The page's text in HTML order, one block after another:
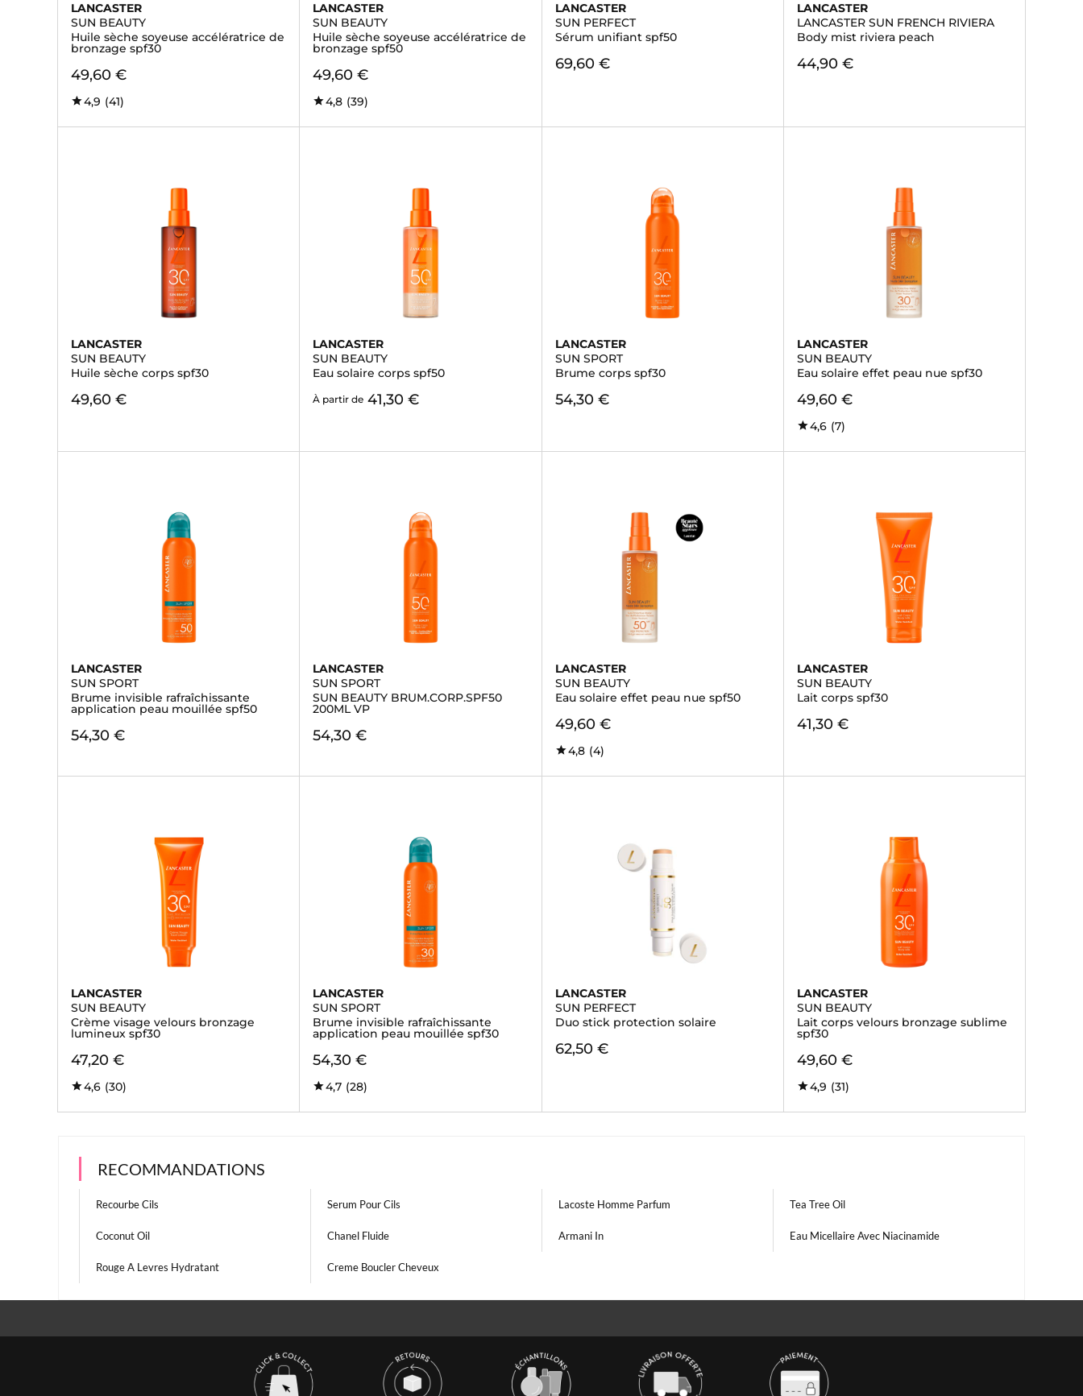
LANCASTER
SUN BEAUTY
Huile sèche soyeuse accélératrice de
bronzage spf30
49,60 €
4,9 (41)
LANCASTER
SUN BEAUTY
Huile sèche soyeuse accélératrice de
bronzage spf50
49,60 €
4,8 (39)
LANCASTER
SUN PERFECT
Sérum unifiant spf50
69,60 €
LANCASTER
LANCASTER SUN FRENCH RIVIERA
Body mist riviera peach
44,90 €
LANCASTER
SUN BEAUTY
Huile sèche corps spf30
49,60 €
LANCASTER
SUN BEAUTY
Eau solaire corps spf50
À partir de 41,30 €
LANCASTER
SUN SPORT
Brume corps spf30
54,30 €
LANCASTER
SUN BEAUTY
Eau solaire effet peau nue spf30
49,60 €
4,6 (7)
LANCASTER
SUN SPORT
Brume invisible rafraîchissante
application peau mouillée spf50
54,30 €
LANCASTER
SUN SPORT
SUN BEAUTY BRUM.CORP.SPF50
200ML VP
54,30 €
LANCASTER
SUN BEAUTY
Eau solaire effet peau nue spf50
49,60 €
4,8 (4)
LANCASTER
SUN BEAUTY
Lait corps spf30
41,30 €
LANCASTER
SUN BEAUTY
Crème visage velours bronzage
lumineux spf30
47,20 €
4,6 (30)
LANCASTER
SUN SPORT
Brume invisible rafraîchissante
application peau mouillée spf30
54,30 €
4,7 (28)
LANCASTER
SUN PERFECT
Duo stick protection solaire
62,50 €
LANCASTER
SUN BEAUTY
Lait corps velours bronzage sublime
spf30
49,60 €
4,9 (31)
RECOMMANDATIONS
Recourbe Cils Serum Pour Cils Lacoste Homme Parfum Tea Tree Oil
Coconut Oil Chanel Fluide Armani In Eau Micellaire Avec Niacinamide
Rouge A Levres Hydratant Creme Boucler Cheveux